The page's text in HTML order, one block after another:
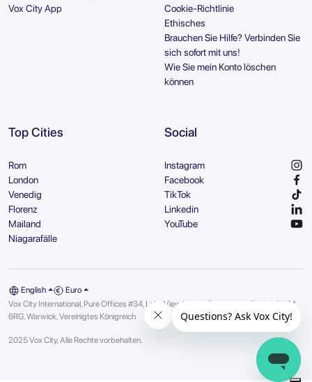
Vox City App
Cookie-Richtlinie
Ethisches
Brauchen Sie Hilfe? Verbinden Sie
sich sofort mit uns!
Wie Sie mein Konto löschen
können
Top Cities
Rom
London
Venedig
Florenz
Mailand
Niagarafälle
Social
Instagram
Facebook
TikTok
Linkedin
YouTube
English
Euro
Vox City International, Pure Offices #34, Lake View House, Tournament Fields | CV34
6RG, Warwick, Vereinigtes Königreich
2025 Vox City, Alle Rechte vorbehalten.